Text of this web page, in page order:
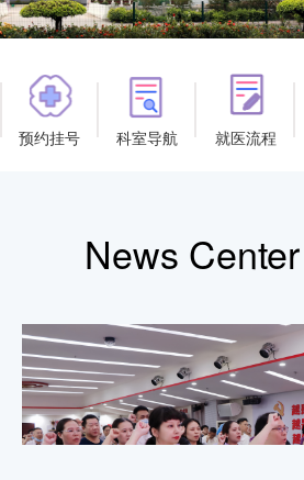
预约挂号 科室导航 就医流程
News Center